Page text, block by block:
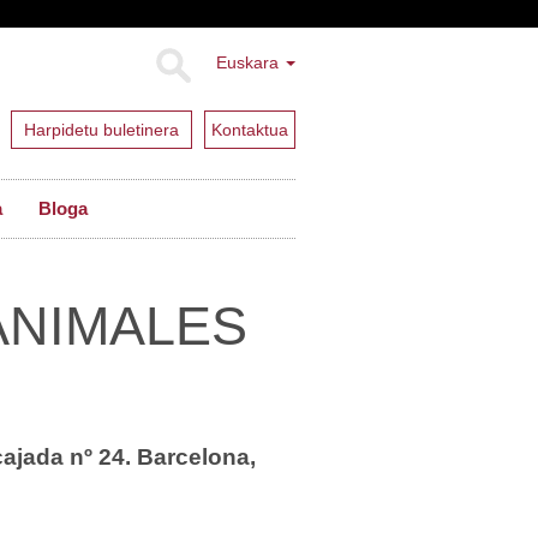
Euskara
Harpidetu buletinera Kontaktua
Bloga
nº 24. Barcelona,